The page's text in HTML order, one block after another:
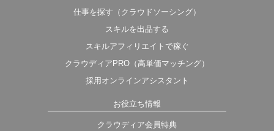
仕事を探す（クラウドソーシング）
スキルを出品する
スキルアフィリエイトで稼ぐ
クラウディアPRO（高単価マッチング）
採用オンラインアシスタント
お役立ち情報
クラウディア会員特典